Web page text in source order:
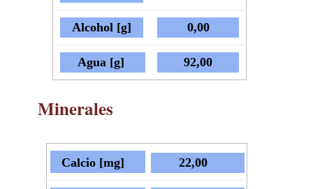
Alcohol [g] 0,00
Agua [g] 92,00
Minerales
Calcio [mg] 22,00